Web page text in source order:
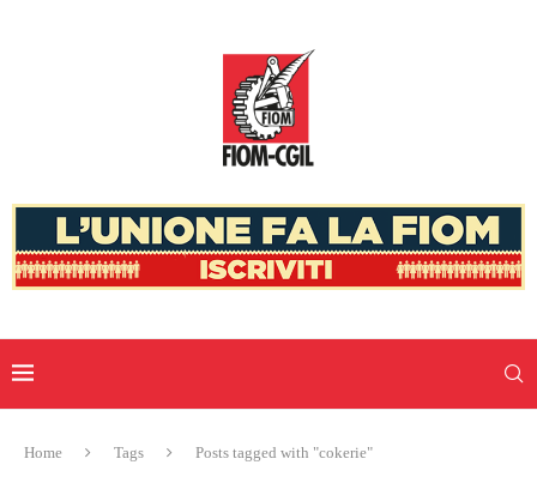
Home Tags Posts tagged with "cokerie"